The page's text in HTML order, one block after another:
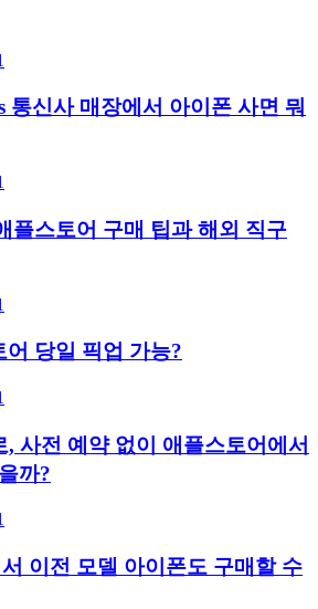
통신사 매장에서 아이폰 사면 뭐
플스토어 구매 팁과 해외 직구
어 당일 픽업 가능?
, 사전 예약 없이 애플스토어에서
까?
이전 모델 아이폰도 구매할 수